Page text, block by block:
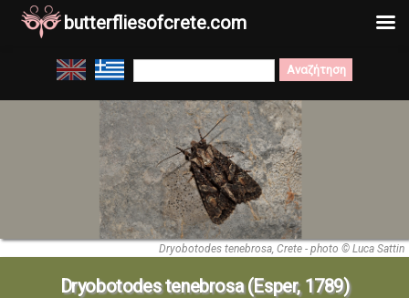
Μετάβαση
στο
περιεχόμενο
Search
for:
Dryobotodes tenebrosa, Crete - photo © Luca Sattin
Dryobotodes tenebrosa (Esper, 1789)
butterfliesofcrete.com